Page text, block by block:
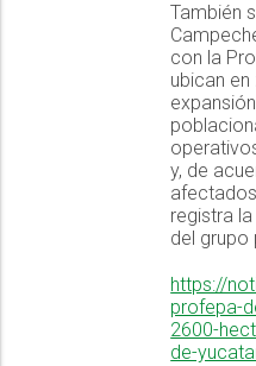
También
con la
ubican
y, de
registra
del grupo
https://
profepa-
2600-
de-